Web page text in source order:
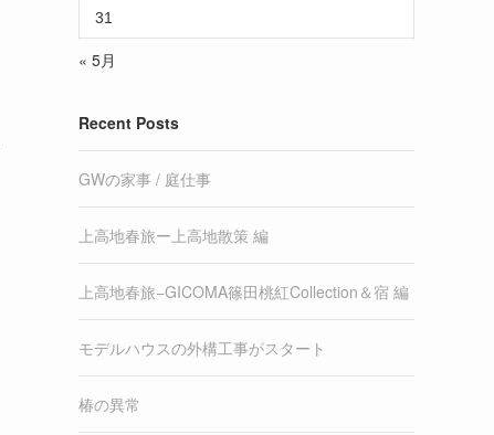
31
« 5月
Recent Posts
GWの家事 / 庭仕事
上高地春旅ー上高地散策 編
上高地春旅−GICOMA篠田桃紅Collection＆宿 編
モデルハウスの外構工事がスタート
椿の異常